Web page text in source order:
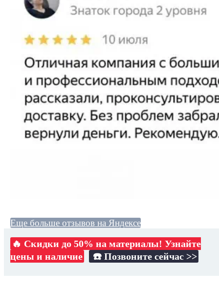
Еще больше отзывов на Яндексе
🔥 Скидки до 50% на материалы! Узнайте
цены и наличие
☎️ Позвоните сейчас >>